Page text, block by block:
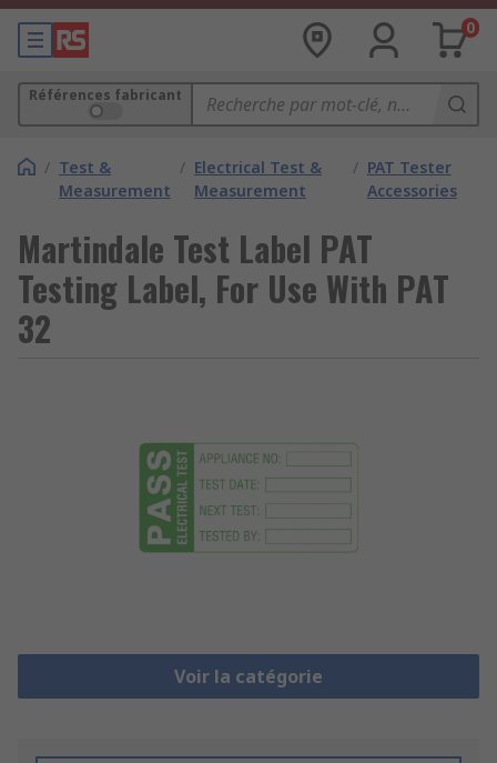
0
Références fabricant
/ Test &
Measurement
/ Electrical Test &
Measurement
/ PAT Tester
Accessories
Martindale Test Label PAT
Testing Label, For Use With PAT
32
Voir la catégorie